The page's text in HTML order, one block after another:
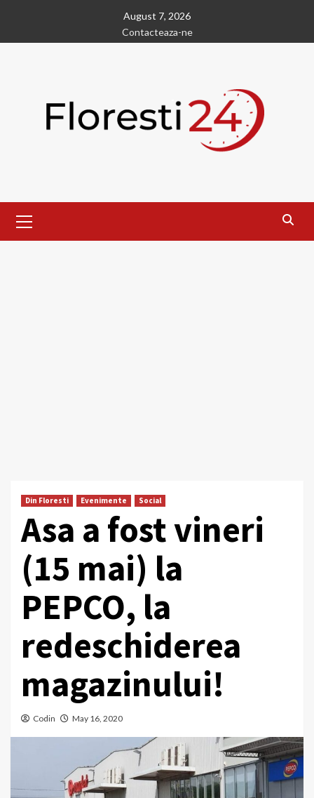
content
August 7, 2026
Contacteaza-ne
Menu
Din Floresti Evenimente Social
Asa a fost vineri
(15 mai) la
PEPCO, la
redeschiderea
magazinului!
Codin May 16, 2020